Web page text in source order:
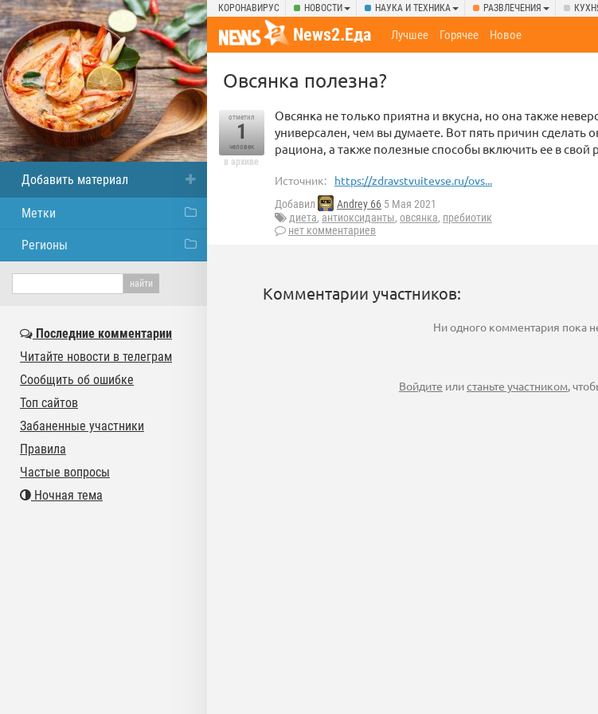
КОРОНАВИРУС НОВОСТИ НАУКА И ТЕХНИКА РАЗВЛЕЧЕНИЯ
News2.Еда Лучшее Горячее Новое
Овсянка полезна?
отметил
1
человек
в архиве
Овсянка не только приятна и вкусна, но она также
универсален, чем вы думаете. Вот пять причин сделать
рациона, а также полезные способы включить ее в свой
Источник: https://zdravstvuitevse.ru/ovs...
Добавил Andrey 66 5 Мая 2021
диета, антиоксиданты, овсянка, пребиотик
нет комментариев
Комментарии участников:
Ни одного комментария пока
Войдите илистаньте участником,
Добавить материал
Метки
Регионы
Последние комментарии
Читайте новости в телеграм
Сообщить об ошибке
Топ сайтов
Забаненные участники
Правила
Частые вопросы
Ночная тема